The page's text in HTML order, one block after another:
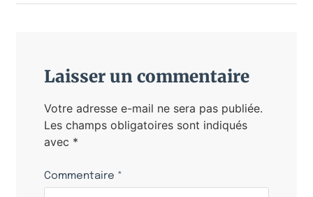
Laisser un commentaire
Votre adresse e-mail ne sera pas publiée.
Les champs obligatoires sont indiqués
avec *
Commentaire *